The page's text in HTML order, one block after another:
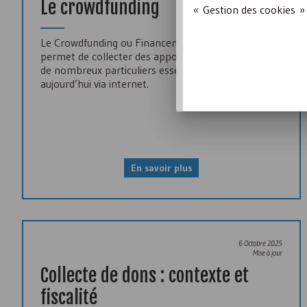
Le crowdfunding
Le Crowdfunding ou Financement Participatif
permet de collecter des apports financiers auprès
de nombreux particuliers essentiellement
aujourd’hui via internet.
En savoir plus
6 Octobre 2025
Mise à jour
Collecte de dons : contexte et
fiscalité
« Gestion des cookies